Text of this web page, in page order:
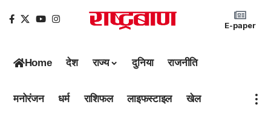
E-paper
Home देश राज्य दुनिया राजनीति
मनोरंजन धर्म राशिफल लाइफस्टाइल खेल